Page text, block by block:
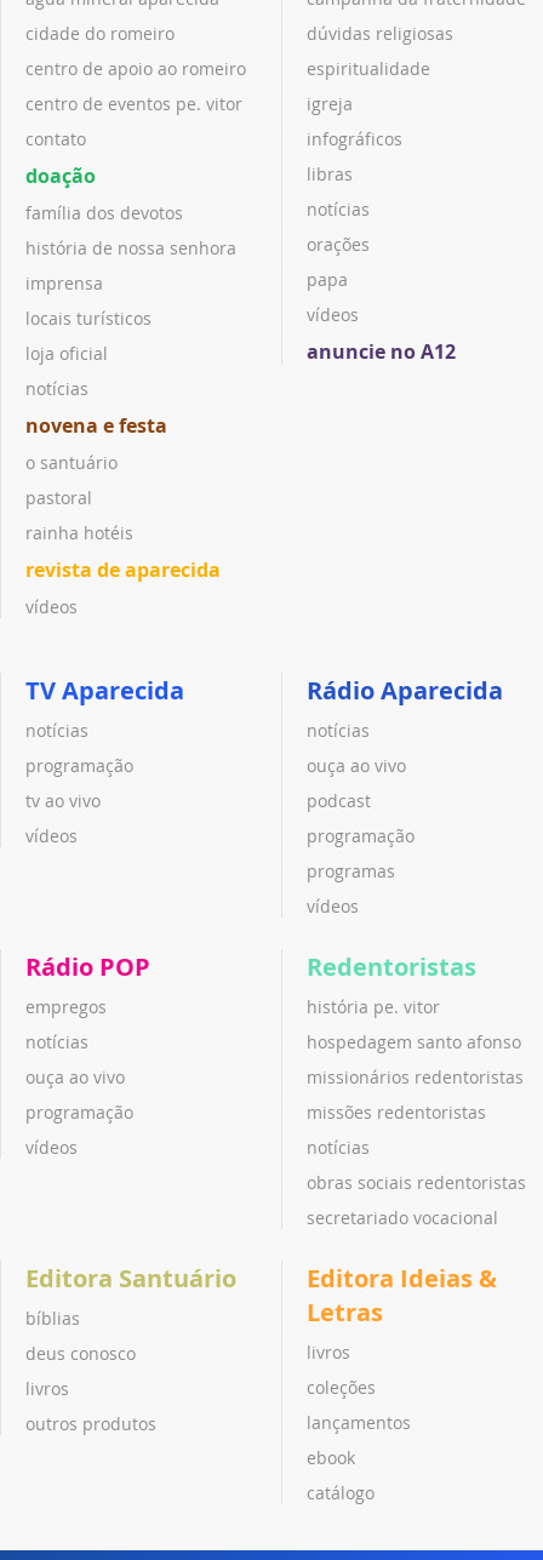
cidade do romeiro
centro de apoio ao romeiro
centro de eventos pe. vitor
contato
doação
família dos devotos
história de nossa senhora
imprensa
locais turísticos
loja oficial
notícias
novena e festa
o santuário
pastoral
rainha hotéis
revista de aparecida
vídeos
dúvidas religiosas
espiritualidade
igreja
infográficos
libras
notícias
orações
papa
vídeos
anuncie no A12
TV Aparecida
notícias
programação
tv ao vivo
vídeos
Rádio Aparecida
notícias
ouça ao vivo
podcast
programação
programas
vídeos
Rádio POP
empregos
notícias
ouça ao vivo
programação
vídeos
Redentoristas
história pe. vitor
hospedagem santo afonso
missionários redentoristas
missões redentoristas
notícias
obras sociais redentoristas
secretariado vocacional
Editora Santuário
bíblias
deus conosco
livros
outros produtos
Editora Ideias &
Letras
livros
coleções
lançamentos
ebook
catálogo